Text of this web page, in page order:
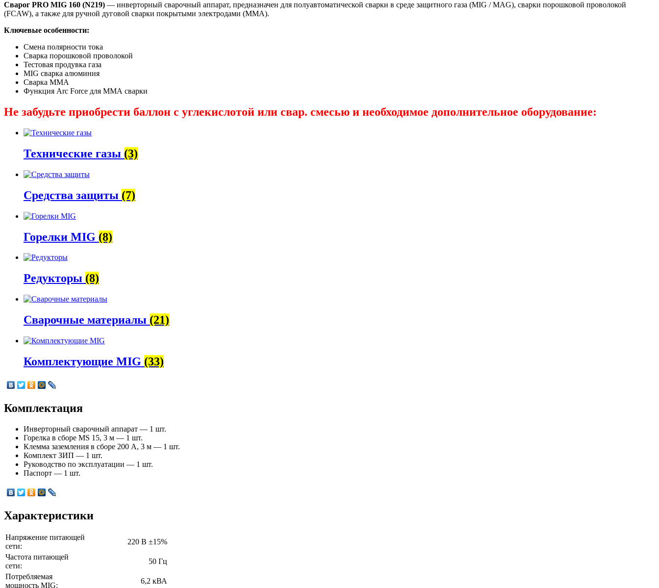
Сварог PRO MIG 160 (N219) — инверторный сварочный аппарат, предназначен для полуавтоматической сварки в среде защитного газа (MIG / MAG), сварки порошковой проволокой
(FCAW), а также для ручной дуговой сварки покрытыми электродами (ММА).
Ключевые особенности:
Смена полярности тока
Сварка порошковой проволокой
Тестовая продувка газа
MIG сварка алюминия
Сварка MMA
Функция Arc Force для ММА сварки
Не забудьте приобрести баллон с углекислотой или свар. смесью и необходимое дополнительное оборудование:
Технические газы (3)
Средства защиты (7)
Горелки MIG (8)
Редукторы (8)
Сварочные материалы (21)
Комплектующие MIG (33)
Комплектация
Инверторный сварочный аппарат — 1 шт.
Горелка в сборе MS 15, 3 м — 1 шт.
Клемма заземления в сборе 200 А, 3 м — 1 шт.
Комплект ЗИП — 1 шт.
Руководство по эксплуатации — 1 шт.
Паспорт — 1 шт.
Характеристики
Напряжение питающей
сети:
220 В ±15%
Частота питающей
сети:
50 Гц
Потребляемая
мощность MIG:
6,2 кВА